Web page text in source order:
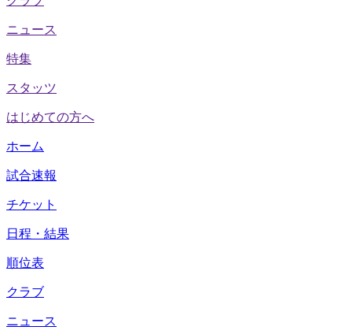
ニュース
特集
スタッツ
はじめての方へ
ホーム
試合速報
チケット
日程・結果
順位表
クラブ
ニュース